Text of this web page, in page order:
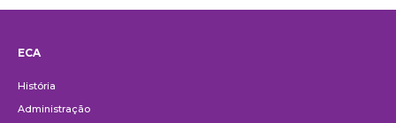
ECA
História
Administração